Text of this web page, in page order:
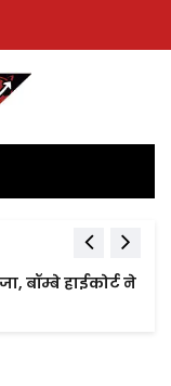
बॉम्बे हाईकोर्ट ने